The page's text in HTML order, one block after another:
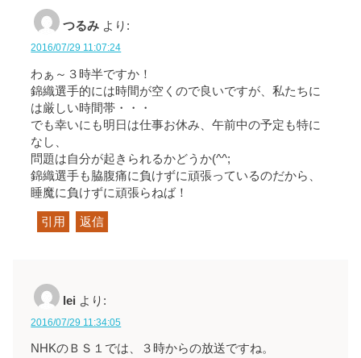
つるみ より:
2016/07/29 11:07:24
わぁ～３時半ですか！
錦織選手的には時間が空くので良いですが、私たちに
は厳しい時間帯・・・
でも幸いにも明日は仕事お休み、午前中の予定も特に
なし、
問題は自分が起きられるかどうか(^^;
錦織選手も脇腹痛に負けずに頑張っているのだから、
睡魔に負けずに頑張らねば！
引用 返信
lei より:
2016/07/29 11:34:05
NHKのＢＳ１では、３時からの放送ですね。